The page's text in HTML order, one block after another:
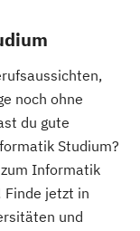
noch ohne
du gute
Studium?
Informatik
jetzt in
und